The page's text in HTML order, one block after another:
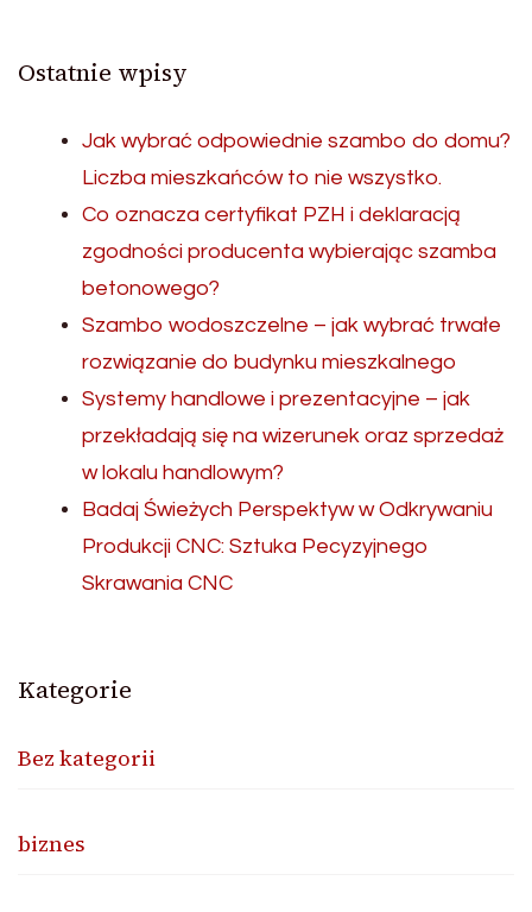
Ostatnie wpisy
Jak wybrać odpowiednie szambo do domu?
Liczba mieszkańców to nie wszystko.
Co oznacza certyfikat PZH i deklaracją
zgodności producenta wybierając szamba
betonowego?
Szambo wodoszczelne – jak wybrać trwałe
rozwiązanie do budynku mieszkalnego
Systemy handlowe i prezentacyjne – jak
przekładają się na wizerunek oraz sprzedaż
w lokalu handlowym?
Badaj Świeżych Perspektyw w Odkrywaniu
Produkcji CNC: Sztuka Pecyzyjnego
Skrawania CNC
Kategorie
Bez kategorii
biznes